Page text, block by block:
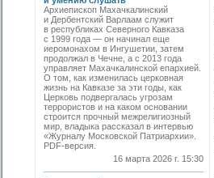
Архиепископ Махачкалинский
и Дербентский Варлаам служит
в республиках Северного Кавказа
с 1999 года — он начинал еще
иеромонахом в Ингушетии, затем
продолжал в Чечне, а с 2013 года
управляет Махачкалинской епархией.
О том, как изменилась церковная
жизнь на Кавказе за эти годы, как
Церковь подвергалась угрозам
террористов и на каком основании
строится прочный межрелигиозный
мир, владыка рассказал в интервью
«Журналу Московской Патриархии».
PDF-версия.
16 марта 2026 г. 15:30